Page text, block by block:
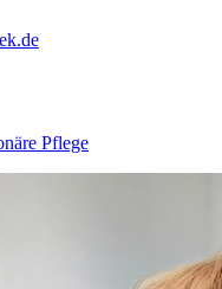
Pflege